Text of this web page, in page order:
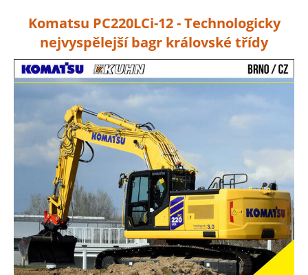
Komatsu PC220LCi-12 - Technologicky
nejvyspělejší bagr královské třídy